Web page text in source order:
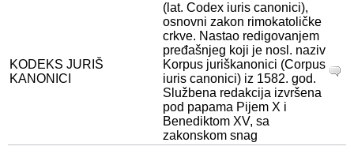
KODEKS JURIŠ
KANONICI
(lat. Codex iuris canonici),
osnovni zakon rimokatoličke
crkve. Nastao redigovanjem
pređašnjeg koji je nosl. naziv
Korpus juriškanonici (Corpus
iuris canonici) iz 1582. god.
Službena redakcija izvršena
pod papama Pijem X i
Benediktom XV, sa
zakonskom snag